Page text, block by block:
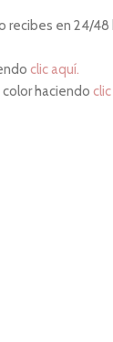
en 24/
clic aquí.
haciendo